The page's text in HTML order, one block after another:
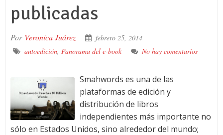
publicadas
Por Veronica Juárez
febrero 25, 2014
autoedición, Panorama del e-book No hay comentarios
Smahwords es una de las
plataformas de edición y
distribución de libros
independientes más importante no
sólo en Estados Unidos, sino alrededor del mundo;